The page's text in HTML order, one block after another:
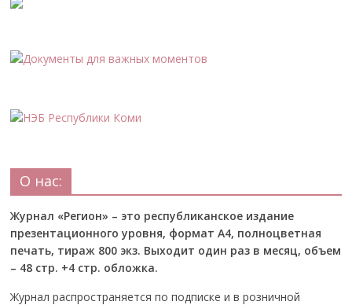
О нас:
Журнал «Регион» – это республиканское издание
презентационного уровня, формат А4, полноцветная
печать, тираж 800 экз. Выходит один раз в месяц, объем
– 48 стр. +4 стр. обложка.
Журнал распространяется по подписке и в розничной